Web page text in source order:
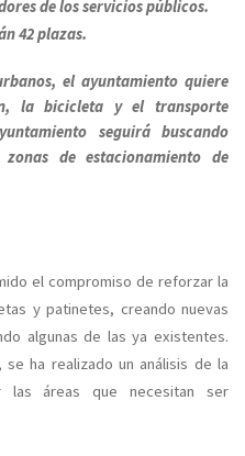
de los servicios públicos.
42 plazas.
el ayuntamiento quiere
la bicicleta y el transporte
seguirá buscando
de estacionamiento de
el compromiso de reforzar la
y patinetes, creando nuevas
algunas de las ya existentes.
ha realizado un análisis de la
las áreas que necesitan ser